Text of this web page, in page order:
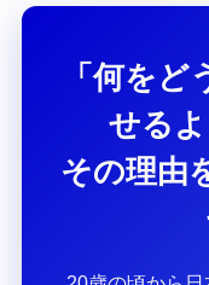
「何を
せる
その理由